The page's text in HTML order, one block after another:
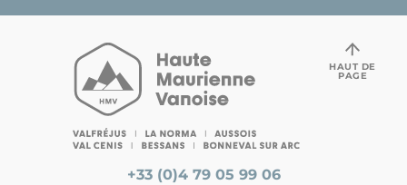
+33 (0)4 79 05 99 06
HAUT DE
PAGE